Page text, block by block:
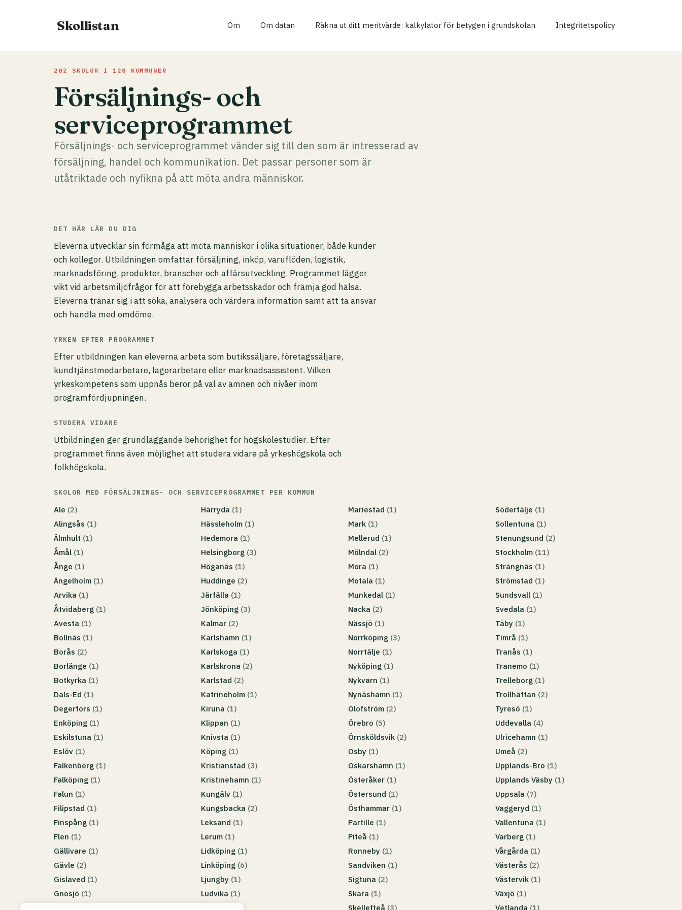
Skollistan Om Om datan Räkna ut ditt meritvärde: kalkylator för betygen i grundskolan Integritetspolicy
202 SKOLOR I 128 KOMMUNER
Försäljnings- och
serviceprogrammet
Försäljnings- och serviceprogrammet vänder sig till den som är intresserad av
försäljning, handel och kommunikation. Det passar personer som är
utåtriktade och nyfikna på att möta andra människor.
DET HÄR LÄR DU DIG
Eleverna utvecklar sin förmåga att möta människor i olika situationer, både kunder
och kollegor. Utbildningen omfattar försäljning, inköp, varuflöden, logistik,
marknadsföring, produkter, branscher och affärsutveckling. Programmet lägger
vikt vid arbetsmiljöfrågor för att förebygga arbetsskador och främja god hälsa.
Eleverna tränar sig i att söka, analysera och värdera information samt att ta ansvar
och handla med omdöme.
YRKEN EFTER PROGRAMMET
Efter utbildningen kan eleverna arbeta som butikssäljare, företagssäljare,
kundtjänstmedarbetare, lagerarbetare eller marknadsassistent. Vilken
yrkeskompetens som uppnås beror på val av ämnen och nivåer inom
programfördjupningen.
STUDERA VIDARE
Utbildningen ger grundläggande behörighet för högskolestudier. Efter
programmet finns även möjlighet att studera vidare på yrkeshögskola och
folkhögskola.
SKOLOR MED FÖRSÄLJNINGS- OCH SERVICEPROGRAMMET PER KOMMUN
Ale (2)
Alingsås (1)
Älmhult (1)
Åmål (1)
Ånge (1)
Ängelholm (1)
Arvika (1)
Åtvidaberg (1)
Avesta (1)
Bollnäs (1)
Borås (2)
Borlänge (1)
Botkyrka (1)
Dals-Ed (1)
Degerfors (1)
Enköping (1)
Eskilstuna (1)
Eslöv (1)
Falkenberg (1)
Falköping (1)
Falun (1)
Filipstad (1)
Finspång (1)
Flen (1)
Gällivare (1)
Gävle (2)
Gislaved (1)
Gnosjö (1)
Härryda (1)
Hässleholm (1)
Hedemora (1)
Helsingborg (3)
Höganäs (1)
Huddinge (2)
Järfälla (1)
Jönköping (3)
Kalmar (2)
Karlshamn (1)
Karlskoga (1)
Karlskrona (2)
Karlstad (2)
Katrineholm (1)
Kiruna (1)
Klippan (1)
Knivsta (1)
Köping (1)
Kristianstad (3)
Kristinehamn (1)
Kungälv (1)
Kungsbacka (2)
Leksand (1)
Lerum (1)
Lidköping (1)
Linköping (6)
Ljungby (1)
Ludvika (1)
Mariestad (1)
Mark (1)
Mellerud (1)
Mölndal (2)
Mora (1)
Motala (1)
Munkedal (1)
Nacka (2)
Nässjö (1)
Norrköping (3)
Norrtälje (1)
Nyköping (1)
Nykvarn (1)
Nynäshamn (1)
Olofström (2)
Örebro (5)
Örnsköldsvik (2)
Osby (1)
Oskarshamn (1)
Österåker (1)
Östersund (1)
Östhammar (1)
Partille (1)
Piteå (1)
Ronneby (1)
Sandviken (1)
Sigtuna (2)
Skara (1)
Skellefteå (3)
Södertälje (1)
Sollentuna (1)
Stenungsund (2)
Stockholm (11)
Strängnäs (1)
Strömstad (1)
Sundsvall (1)
Svedala (1)
Täby (1)
Timrå (1)
Tranås (1)
Tranemo (1)
Trelleborg (1)
Trollhättan (2)
Tyresö (1)
Uddevalla (4)
Ulricehamn (1)
Umeå (2)
Upplands-Bro (1)
Upplands Väsby (1)
Uppsala (7)
Vaggeryd (1)
Vallentuna (1)
Varberg (1)
Vårgårda (1)
Västerås (2)
Västervik (1)
Växjö (1)
Vetlanda (1)